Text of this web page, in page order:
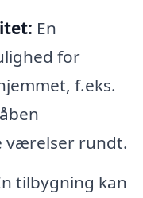
En
for
f.eks.
værelser rundt.
tilbygning kan